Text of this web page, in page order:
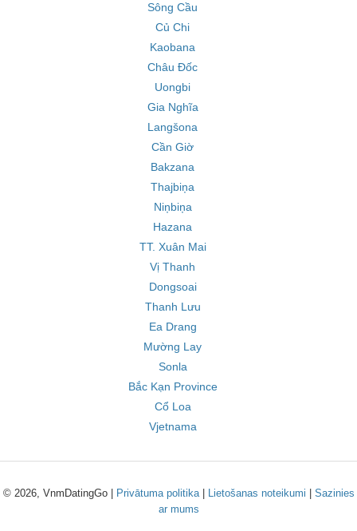
Sông Cầu
Củ Chi
Kaobana
Châu Đốc
Uongbi
Gia Nghĩa
Langšona
Cần Giờ
Bakzana
Thajbiņa
Niņbiņa
Hazana
TT. Xuân Mai
Vị Thanh
Dongsoai
Thanh Lưu
Ea Drang
Mường Lay
Sonla
Bắc Kạn Province
Cổ Loa
Vjetnama
© 2026, VnmDatingGo | Privātuma politika| Lietošanas noteikumi
Sazinies
ar mums